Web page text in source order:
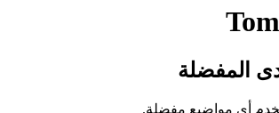
المفضلة
أي مواضيع مفضلة.